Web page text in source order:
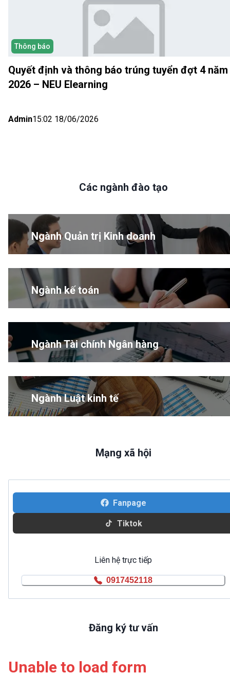
Thông báo
Quyết định và thông báo trúng tuyển đợt 4 năm
2026 – NEU Elearning
Admin15:02 18/06/2026
Các ngành đào tạo
Ngành Quản trị Kinh doanh
Ngành kế toán
Ngành Tài chính Ngân hàng
Ngành Luật kinh tế
Mạng xã hội
Fanpage
Tiktok
Liên hệ trực tiếp
0917452118
Đăng ký tư vấn
Unable to load form